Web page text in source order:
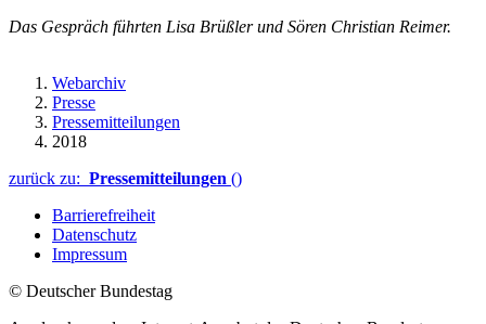
Das Gespräch führten Lisa Brüßler und Sören Christian Reimer.
Webarchiv
Presse
Pressemitteilungen
2018
zurück zu: Pressemitteilungen ()
Barrierefreiheit
Datenschutz
Impressum
© Deutscher Bundestag